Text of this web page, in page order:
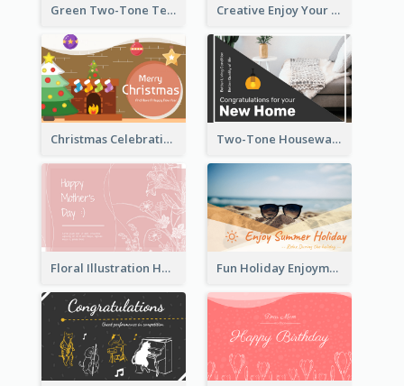
Green Two-Tone Teachers Celebration Card Creative Enjoy Your Trip Card
Christmas Celebration with Illustration Card Two-Tone Housewarming Greeting Card
Floral Illustration Happy Mother's Day Celebration Card Fun Holiday Enjoyment Card